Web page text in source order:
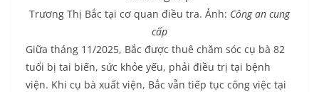
Trương Thị Bắc tại cơ quan điều tra. Ảnh: Công an cung
cấp
Giữa tháng 11/2025, Bắc được thuê chăm sóc cụ bà 82
tuổi bị tai biến, sức khỏe yếu, phải điều trị tại bệnh
viện. Khi cụ bà xuất viện, Bắc vẫn tiếp tục công việc tại